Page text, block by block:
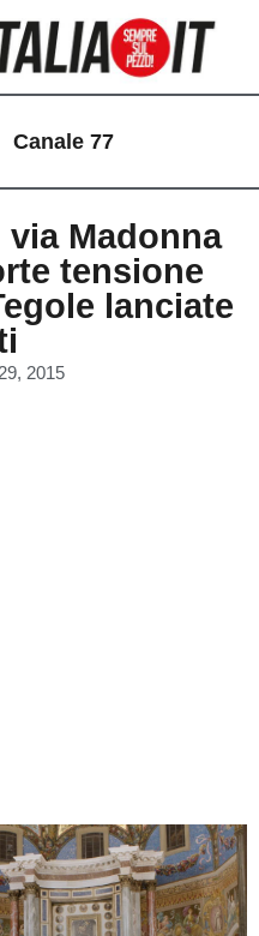
Canale 77
Madonna
tensione
lanciate
2015